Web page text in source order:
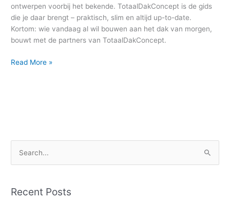
ontwerpen voorbij het bekende. TotaalDakConcept is de gids
die je daar brengt – praktisch, slim en altijd up-to-date.
Kortom: wie vandaag al wil bouwen aan het dak van morgen,
bouwt met de partners van TotaalDakConcept.
Read More »
rRecent Posts